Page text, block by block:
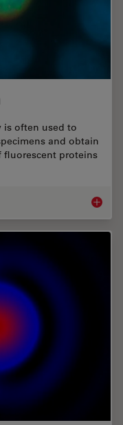
is often used to
and obtain
proteins
Going